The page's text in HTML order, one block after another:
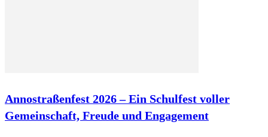
Annostraßenfest 2026 – Ein Schulfest voller
Gemeinschaft, Freude und Engagement